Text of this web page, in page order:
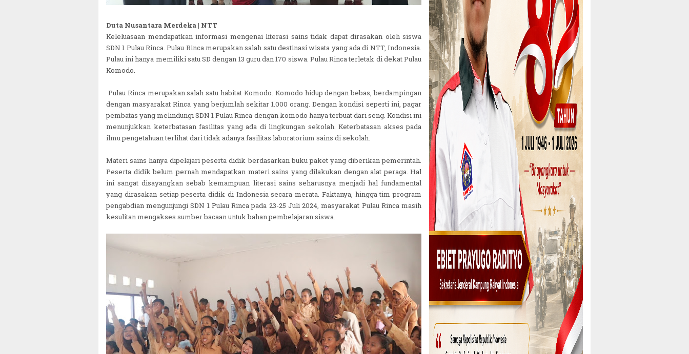
Duta Nusantara Merdeka | NTT
Keleluasaan mendapatkan informasi mengenai literasi sains tidak dapat dirasakan oleh siswa
SDN 1 Pulau Rinca. Pulau Rinca merupakan salah satu destinasi wisata yang ada di NTT, Indonesia.
Pulau ini hanya memiliki satu SD dengan 13 guru dan 170 siswa. Pulau Rinca terletak di dekat Pulau
Komodo.
Pulau Rinca merupakan salah satu habitat Komodo. Komodo hidup dengan bebas, berdampingan
dengan masyarakat Rinca yang berjumlah sekitar 1.000 orang. Dengan kondisi seperti ini, pagar
pembatas yang melindungi SDN 1 Pulau Rinca dengan komodo hanya terbuat dari seng. Kondisi ini
menunjukkan keterbatasan fasilitas yang ada di lingkungan sekolah. Keterbatasan akses pada
ilmu pengetahuan terlihat dari tidak adanya fasilitas laboratorium sains di sekolah.
Materi sains hanya dipelajari peserta didik berdasarkan buku paket yang diberikan pemerintah.
Peserta didik belum pernah mendapatkan materi sains yang dilakukan dengan alat peraga. Hal
ini sangat disayangkan sebab kemampuan literasi sains seharusnya menjadi hal fundamental
yang dirasakan setiap peserta didik di Indonesia secara merata. Faktanya, hingga tim program
pengabdian mengunjungi SDN 1 Pulau Rinca pada 23-25 Juli 2024, masyarakat Pulau Rinca masih
kesulitan mengakses sumber bacaan untuk bahan pembelajaran siswa.